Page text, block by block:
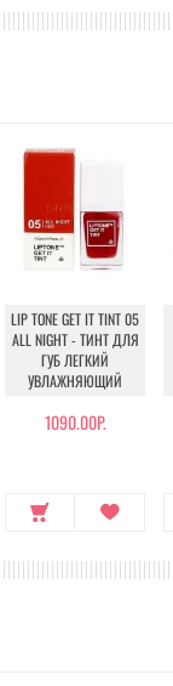
LIP TONE GET IT TINT 05
ALL NIGHT - ТИНТ ДЛЯ
ГУБ ЛЕГКИЙ
УВЛАЖНЯЮЩИЙ
1090.00Р.